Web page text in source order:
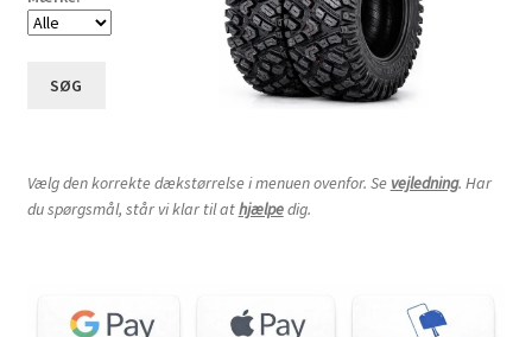
SØG
Vælg den korrekte dækstørrelse i menuen ovenfor. Se vejledning. Har
du spørgsmål, står vi klar til athjælpedig.